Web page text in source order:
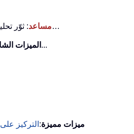
KUTOOLS AI مساعد: ثوّر …
الميزات ...
ميزات مميزة: التركيز